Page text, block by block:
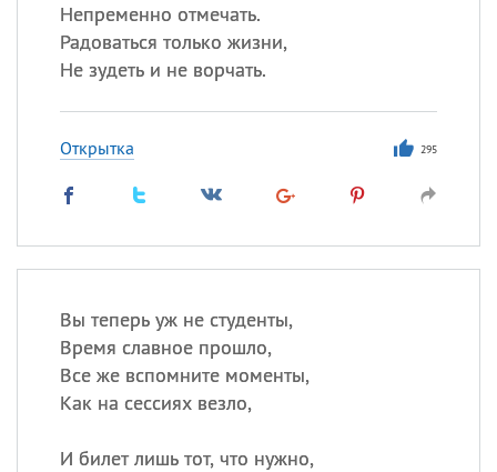
Непременно отмечать.
Радоваться только жизни,
Не зудеть и не ворчать.
Открытка 295
Вы теперь уж не студенты,
Время славное прошло,
Все же вспомните моменты,
Как на сессиях везло,
И билет лишь тот, что нужно,